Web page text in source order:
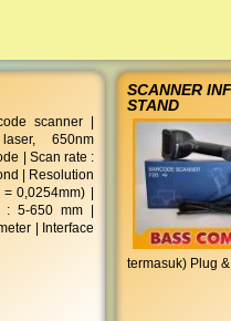
scanner |
650nm
| Scan rate :
| Resolution
0,0254mm) |
5-650 mm |
| Interface
SCANNER
STAND
termasuk) Plug